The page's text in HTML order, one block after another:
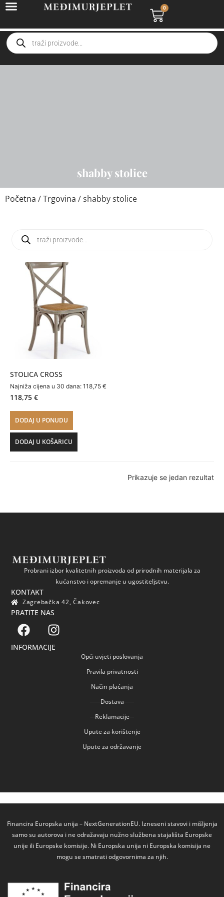
0
shabby stolice
Početna /Trgovina / shabby stolice
STOLICA CROSS
Najniža cijena u 30 dana: 118,75 €
118,75 €
DODAJ U PONUDU
DODAJ U KOŠARICU
Prikazuje se jedan rezultat
Probrani izbor kvalitetnih proizvoda od prirodnih materijala za
kućanstvo i opremanje u ugostiteljstvu.
KONTAKT
Zagrebačka 42, Čakovec
PRATITE NAS
INFORMACIJE
Opći uvjeti poslovanja
Pravila privatnosti
Način plaćanja
Dostava
Reklamacije
Upute za korištenje
Upute za održavanje
Financira Europska unija – NextGenerationEU. Izneseni stavovi i mišljenja
samo su autorova i ne odražavaju nužno službena stajališta Europske
unije ili Europske komisije. Ni Europska unija ni Europska komisija ne
mogu se smatrati odgovornima za njih.